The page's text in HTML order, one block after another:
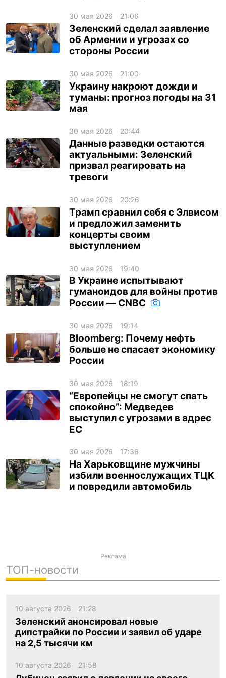
30 мая 2026 21:06
Зеленский сделал заявление
об Армении и угрозах со
стороны России
30 мая 2026 21:00
Украину накроют дожди и
туманы: прогноз погоды на 31
мая
30 мая 2026 20:44
Данные разведки остаются
актуальными: Зеленский
призвал реагировать на
тревоги
30 мая 2026 20:26
Трамп сравнил себя с Элвисом
и предложил заменить
концерты своим
выступлением
30 мая 2026 19:40
В Украине испытывают
гуманоидов для войны против
России — CNBC
30 мая 2026 19:14
Bloomberg: Почему нефть
больше не спасает экономику
России
30 мая 2026 18:19
“Европейцы не смогут спать
спокойно”: Медведев
выступил с угрозами в адрес
ЕС
30 мая 2026 17:36
На Харьковщине мужчины
избили военнослужащих ТЦК
и повредили автомобиль
Реклама
ТОП-новости
10 августа 2026 21:28
Зеленский анонсировал новые
дипстрайки по России и заявил об ударе
на 2,5 тысячи км
10 августа 2026 21:58